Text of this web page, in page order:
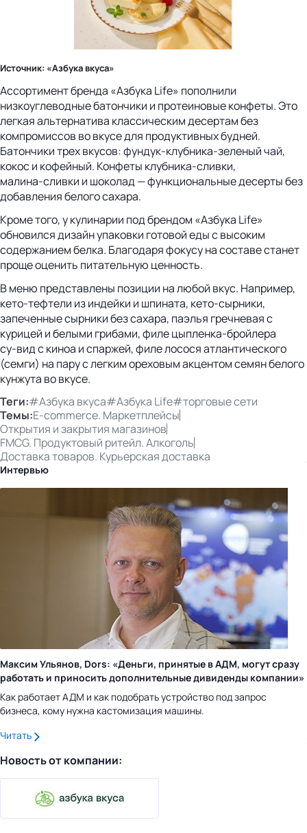
Источник: «Азбука вкуса»
Ассортимент бренда «Азбука Life» пополнили
низкоуглеводные батончики и протеиновые конфеты. Это
легкая альтернатива классическим десертам без
компромиссов во вкусе для продуктивных будней.
Батончики трех вкусов: фундук‑клубника‑зеленый чай,
кокос и кофейный. Конфеты клубника‑сливки,
малина‑сливки и шоколад — функциональные десерты без
добавления белого сахара.
Кроме того, у кулинарии под брендом «Азбука Life»
обновился дизайн упаковки готовой еды с высоким
содержанием белка. Благодаря фокусу на составе станет
проще оценить питательную ценность.
В меню представлены позиции на любой вкус. Например,
кето‑тефтели из индейки и шпината, кето‑сырники,
запеченные сырники без сахара, паэлья гречневая с
курицей и белыми грибами, филе цыпленка‑бройлера
су‑вид с киноа и спаржей, филе лосося атлантического
(семги) на пару с легким ореховым акцентом семян белого
кунжута во вкусе.
Теги:#Азбука вкуса#Азбука Life#торговые сети
Темы:E-commerce. Маркетплейсы
Открытия и закрытия магазинов
FMCG. Продуктовый ритейл. Алкоголь
Доставка товаров. Курьерская доставка
Интервью
Максим Ульянов, Dors: «Деньги, принятые в АДМ, могут сразу
работать и приносить дополнительные дивиденды компании»
Как работает АДМ и как подобрать устройство под запрос
бизнеса, кому нужна кастомизация машины.
Читать
Новость от компании: